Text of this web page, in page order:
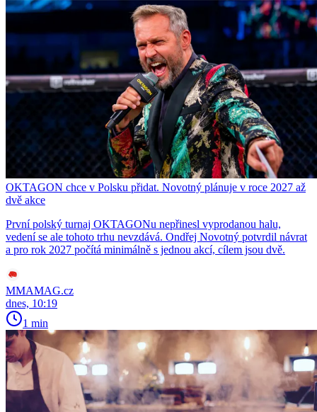
OKTAGON chce v Polsku přidat. Novotný plánuje v roce 2027 až
dvě akce
První polský turnaj OKTAGONu nepřinesl vyprodanou halu,
vedení se ale tohoto trhu nevzdává. Ondřej Novotný potvrdil návrat
a pro rok 2027 počítá minimálně s jednou akcí, cílem jsou dvě.
MMAMAG.cz
dnes, 10:19
1 min